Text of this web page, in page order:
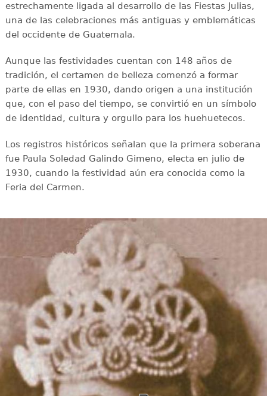
estrechamente ligada al desarrollo de las Fiestas Julias,
una de las celebraciones más antiguas y emblemáticas
del occidente de Guatemala.
Aunque las festividades cuentan con 148 años de
tradición, el certamen de belleza comenzó a formar
parte de ellas en 1930, dando origen a una institución
que, con el paso del tiempo, se convirtió en un símbolo
de identidad, cultura y orgullo para los huehuetecos.
Los registros históricos señalan que la primera soberana
fue Paula Soledad Galindo Gimeno, electa en julio de
1930, cuando la festividad aún era conocida como la
Feria del Carmen.